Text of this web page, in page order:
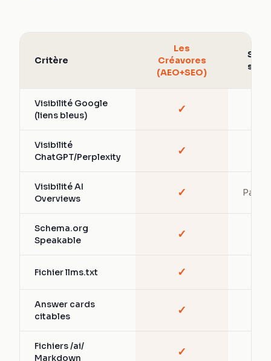
Critère
Les
Créavores
(AEO+SEO)
SEO
seul
Visibilité Google
(liens bleus)
✓
Visibilité
ChatGPT/Perplexity
✓
Visibilité AI
Overviews
✓ Partiel
Schema.org
Speakable
✓
Fichier llms.txt ✓
Answer cards
citables
✓
Fichiers /ai/
Markdown
✓